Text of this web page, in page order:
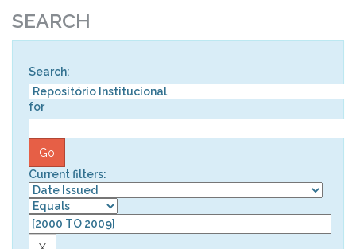
SEARCH
Search:
for
Current filters: